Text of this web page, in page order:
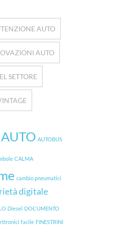
AUTO
AUTO
SETTORE
AUTO AUTOBUS
CALMA
cambio pneumatici
digitale
Diesel DOCUMENTO
facile FINESTRINI